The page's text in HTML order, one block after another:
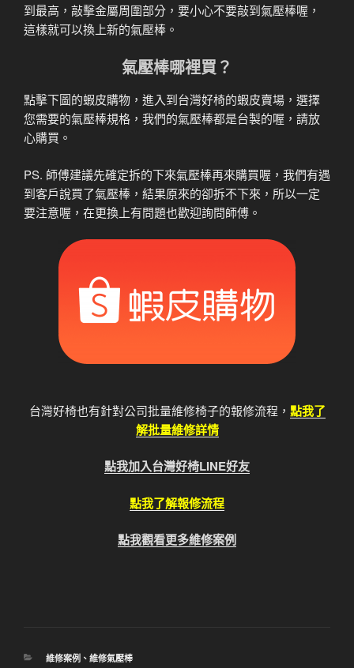
到最高，敲擊金屬周圍部分，要小心不要敲到氣壓棒喔，
這樣就可以換上新的氣壓棒。
氣壓棒哪裡買？
點擊下圖的蝦皮購物，進入到台灣好椅的蝦皮賣場，選擇
您需要的氣壓棒規格，我們的氣壓棒都是台製的喔，請放
心購買。
PS. 師傅建議先確定拆的下來氣壓棒再來購買喔，我們有遇
到客戶說買了氣壓棒，結果原來的卻拆不下來，所以一定
要注意喔，在更換上有問題也歡迎詢問師傅。
台灣好椅也有針對公司批量維修椅子的報修流程， 點我了
解批量維修詳情
點我加入台灣好椅LINE好友
點我了解報修流程
點我觀看更多維修案例
分
維修案例 、 維修氣壓棒